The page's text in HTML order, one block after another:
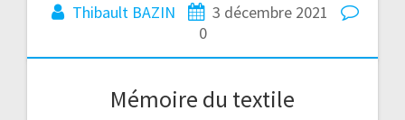
Thibault BAZIN
3 décembre 2021
0
Mémoire du textile